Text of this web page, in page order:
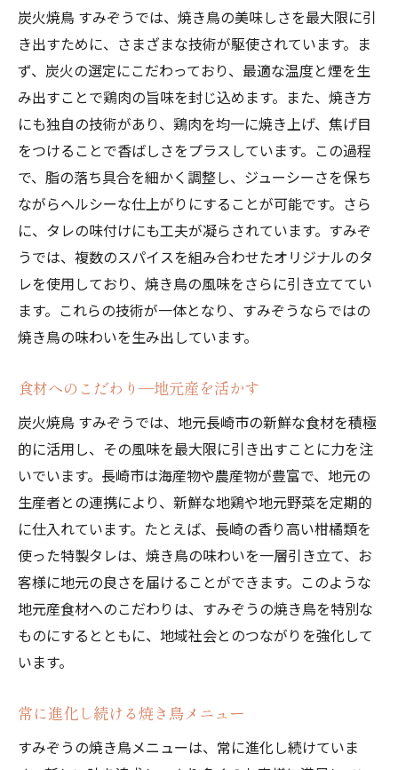
炭火焼鳥 すみぞうでは、焼き鳥の美味しさを最大限に引
き出すために、さまざまな技術が駆使されています。ま
ず、炭火の選定にこだわっており、最適な温度と煙を生
み出すことで鶏肉の旨味を封じ込めます。また、焼き方
にも独自の技術があり、鶏肉を均一に焼き上げ、焦げ目
をつけることで香ばしさをプラスしています。この過程
で、脂の落ち具合を細かく調整し、ジューシーさを保ち
ながらヘルシーな仕上がりにすることが可能です。さら
に、タレの味付けにも工夫が凝らされています。すみぞ
うでは、複数のスパイスを組み合わせたオリジナルのタ
レを使用しており、焼き鳥の風味をさらに引き立ててい
ます。これらの技術が一体となり、すみぞうならではの
焼き鳥の味わいを生み出しています。
食材へのこだわり—地元産を活かす
炭火焼鳥 すみぞうでは、地元長崎市の新鮮な食材を積極
的に活用し、その風味を最大限に引き出すことに力を注
いでいます。長崎市は海産物や農産物が豊富で、地元の
生産者との連携により、新鮮な地鶏や地元野菜を定期的
に仕入れています。たとえば、長崎の香り高い柑橘類を
使った特製タレは、焼き鳥の味わいを一層引き立て、お
客様に地元の良さを届けることができます。このような
地元産食材へのこだわりは、すみぞうの焼き鳥を特別な
ものにするとともに、地域社会とのつながりを強化して
います。
常に進化し続ける焼き鳥メニュー
すみぞうの焼き鳥メニューは、常に進化し続けていま